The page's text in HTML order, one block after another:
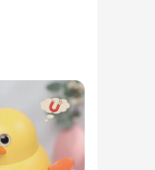
alike.
to any